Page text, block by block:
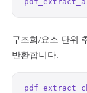
구조화/요소 단위
반환합니다.